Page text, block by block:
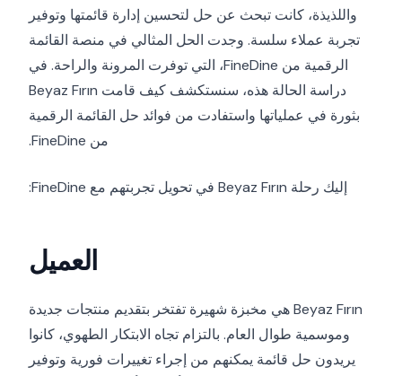
واللذيذة، كانت تبحث عن حل لتحسين إدارة قائمتها وتوفير
تجربة عملاء سلسة. وجدت الحل المثالي في منصة القائمة
الرقمية من FineDine، التي توفرت المرونة والراحة. في
دراسة الحالة هذه، سنستكشف كيف قامت Beyaz Fırın
بثورة في عملياتها واستفادت من فوائد حل القائمة الرقمية
من FineDine.
إليك رحلة Beyaz Fırın في تحويل تجربتهم مع FineDine:
العميل
Beyaz Fırın هي مخبزة شهيرة تفتخر بتقديم منتجات جديدة
وموسمية طوال العام. بالتزام تجاه الابتكار الطهوي، كانوا
يريدون حل قائمة يمكنهم من إجراء تغييرات فورية وتوفير